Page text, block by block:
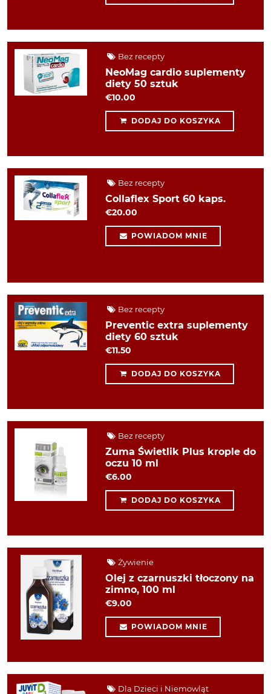
Bez recepty
NeoMag cardio suplementy
diety 50 sztuk
€10.00
DODAJ DO KOSZYKA
Bez recepty
Collaflex Sport 60 kaps.
€20.00
POWIADOM MNIE
Bez recepty
Preventic extra suplementy
diety 60 sztuk
€11.50
DODAJ DO KOSZYKA
Bez recepty
Zuma Świetlik Plus krople do
oczu 10 ml
€6.00
DODAJ DO KOSZYKA
Żywienie
Olej z czarnuszki tłoczony na
zimno, 100 ml
€9.00
POWIADOM MNIE
Dla Dzieci i Niemowląt